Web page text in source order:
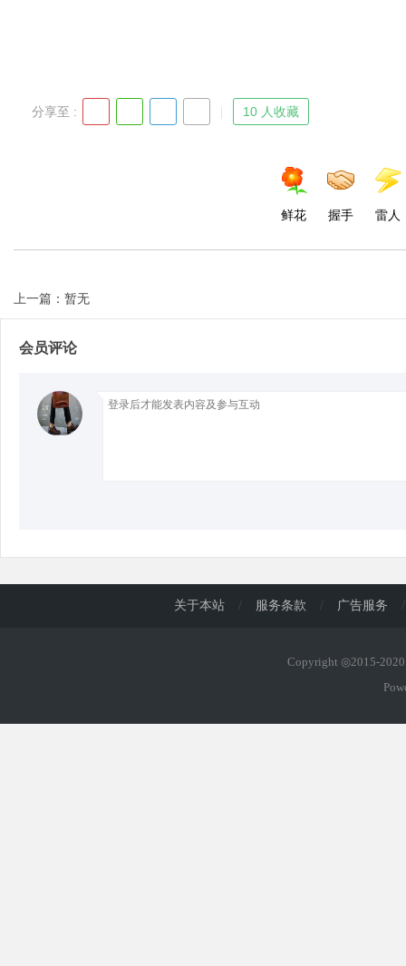
分享至 : 10 人收藏
鲜花 握手 雷人
上一篇：暂无
会员评论
关于本站 / 服务条款 / 广告服务 /
Copyright ◎2015-